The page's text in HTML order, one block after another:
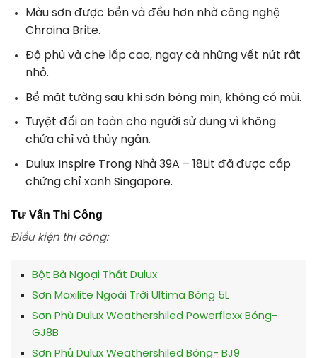
Màu sơn được bền và đều hơn nhờ công nghệ
Chroina Brite.
Độ phủ và che lấp cao, ngay cả những vết nứt rất
nhỏ.
Bề mặt tường sau khi sơn bóng mịn, không có mùi.
Tuyệt đối an toàn cho người sử dụng vì không
chứa chì và thủy ngân.
Dulux Inspire Trong Nhà 39A – 18Lit đã được cấp
chứng chỉ xanh Singapore.
Tư Vấn Thi Công
Điều kiện thi công:
Bột Bả Ngoại Thất Dulux
Sơn Maxilite Ngoài Trời Ultima Bóng 5L
Sơn Phủ Dulux Weathershiled Powerflexx Bóng-
GJ8B
Sơn Phủ Dulux Weathershiled Bóng- BJ9